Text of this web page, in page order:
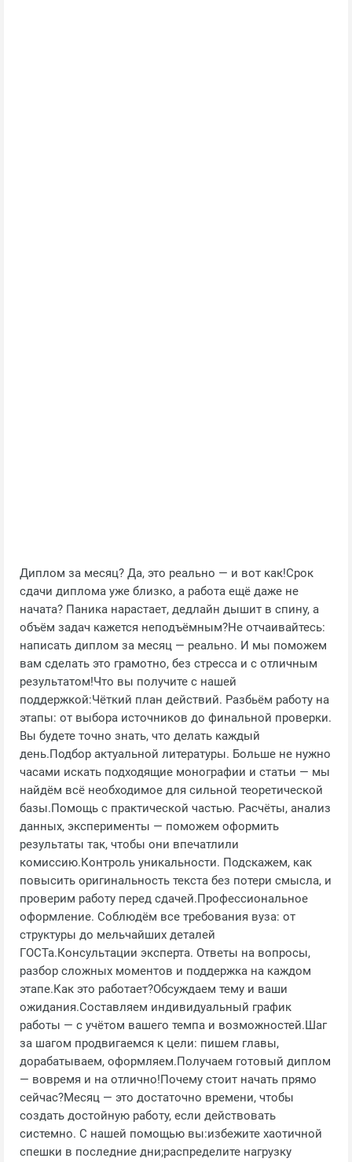
Диплом за месяц? Да, это реально — и вот как!Срок
сдачи диплома уже близко, а работа ещё даже не
начата? Паника нарастает, дедлайн дышит в спину, а
объём задач кажется неподъёмным?Не отчаивайтесь:
написать диплом за месяц — реально. И мы поможем
вам сделать это грамотно, без стресса и с отличным
результатом!Что вы получите с нашей
поддержкой:Чёткий план действий. Разбьём работу на
этапы: от выбора источников до финальной проверки.
Вы будете точно знать, что делать каждый
день.Подбор актуальной литературы. Больше не нужно
часами искать подходящие монографии и статьи — мы
найдём всё необходимое для сильной теоретической
базы.Помощь с практической частью. Расчёты, анализ
данных, эксперименты — поможем оформить
результаты так, чтобы они впечатлили
комиссию.Контроль уникальности. Подскажем, как
повысить оригинальность текста без потери смысла, и
проверим работу перед сдачей.Профессиональное
оформление. Соблюдём все требования вуза: от
структуры до мельчайших деталей
ГОСТа.Консультации эксперта. Ответы на вопросы,
разбор сложных моментов и поддержка на каждом
этапе.Как это работает?Обсуждаем тему и ваши
ожидания.Составляем индивидуальный график
работы — с учётом вашего темпа и возможностей.Шаг
за шагом продвигаемся к цели: пишем главы,
дорабатываем, оформляем.Получаем готовый диплом
— вовремя и на отлично!Почему стоит начать прямо
сейчас?Месяц — это достаточно времени, чтобы
создать достойную работу, если действовать
системно. С нашей помощью вы:избежите хаотичной
спешки в последние дни;распределите нагрузку